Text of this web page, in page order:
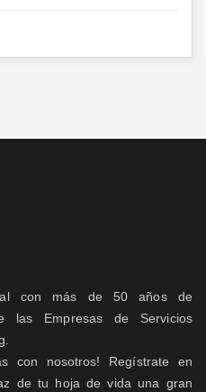
con más de 50 años de
las Empresas de Servicios
con nosotros! Regístrate en
de tu hoja de vida una gran